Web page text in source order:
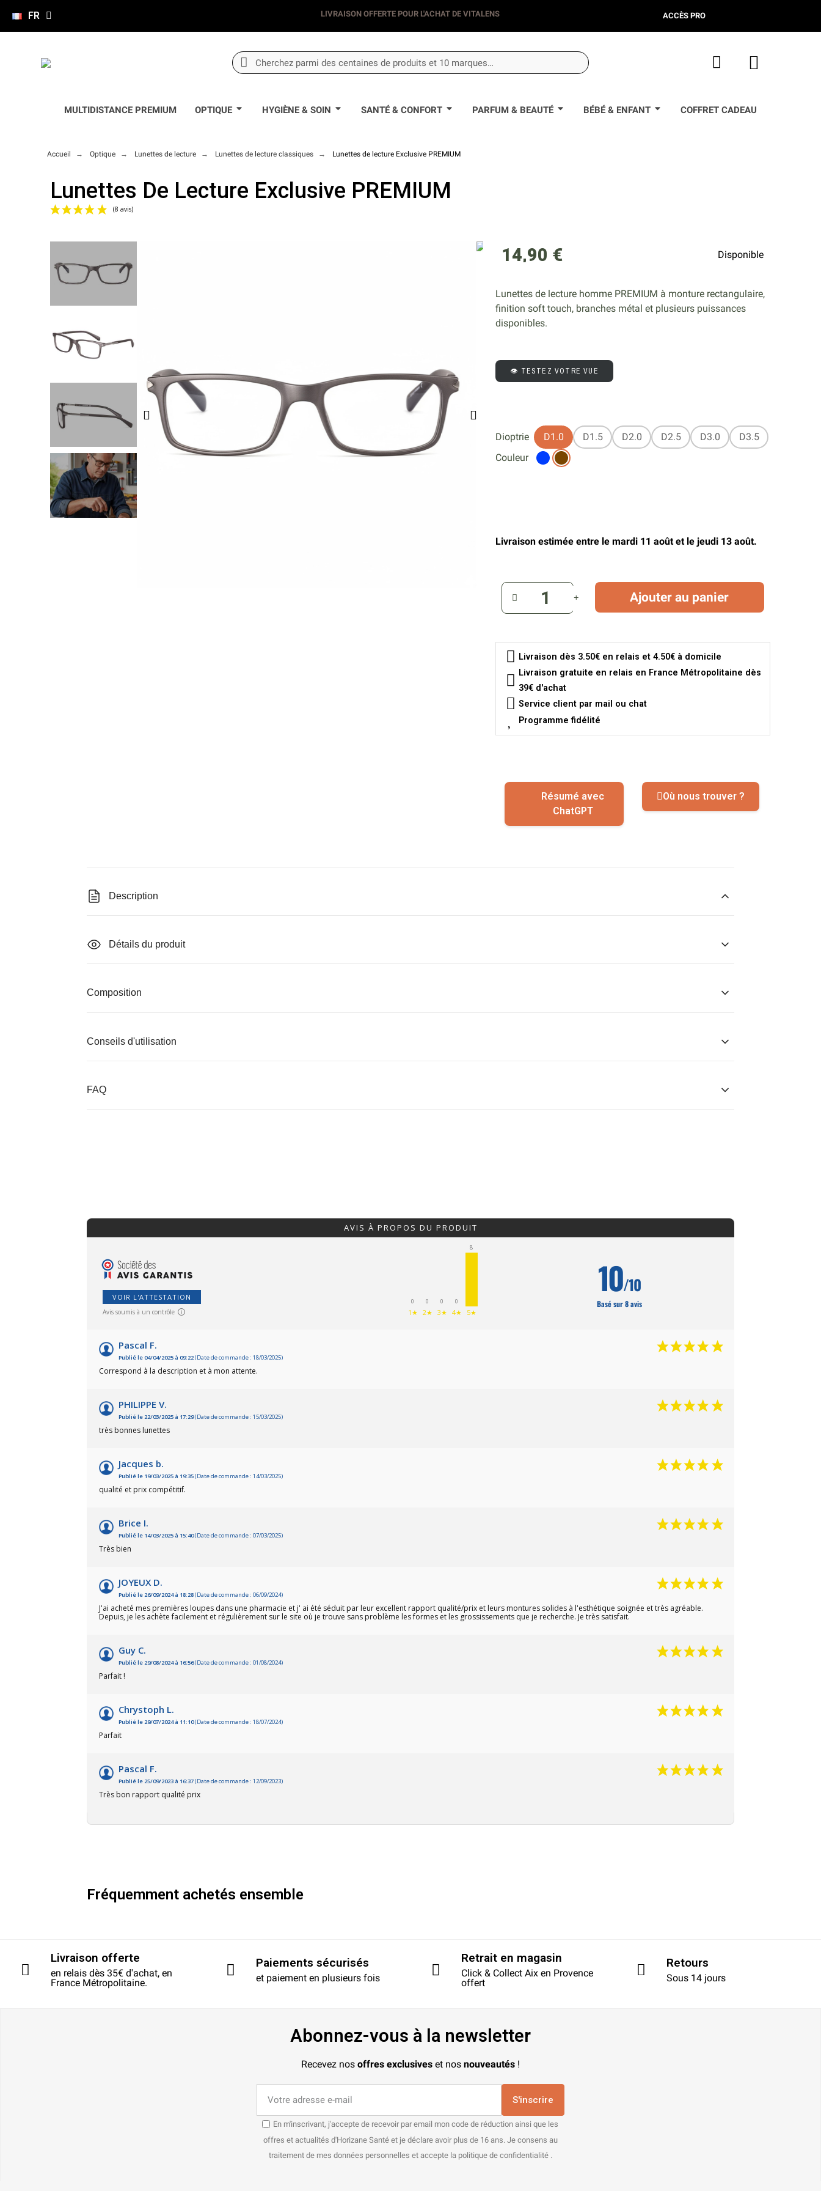
FR LIVRAISON DÈS 3.50€ ACCÈS PRO
MULTIDISTANCE PREMIUM OPTIQUE HYGIÈNE & SOIN SANTÉ & CONFORT PARFUM & BEAUTÉ BÉBÉ & ENFANT COFFRET CADEAU
Accueil Optique Lunettes de lecture Lunettes de lecture classiques Lunettes de lecture Exclusive PREMIUM
Lunettes De Lecture Exclusive PREMIUM
14,90 € Disponible
Lunettes de lecture homme PREMIUM à monture rectangulaire,
finition soft touch, branches métal et plusieurs puissances
disponibles.
👁️ TESTEZ VOTRE VUE
Dioptrie D1.0 D1.5 D2.0 D2.5 D3.0
D3.5
Couleur
Livraison estimée entre le mardi 11 août et le jeudi 13 août.
Ajouter au panier
Livraison dès 3.50€ en relais et 4.50€ à domicile
Livraison gratuite en relais en France Métropolitaine dès
39€ d'achat
Service client par mail ou chat
Programme fidélité
Résumé avec
ChatGPT
Où nous trouver ?
Description
Détails du produit
Composition
Conseils d'utilisation
FAQ
AVIS À PROPOS DU PRODUIT
VOIR L'ATTESTATION
Avis soumis à un contrôle
0
1★
0
2★
0
3★
0
4★
8
5★
10/10
Basé sur 8 avis
Pascal F.
Publié le 04/04/2025 à 09:22(Date de commande : 18/03/2025)
Correspond à la description et à mon attente.
PHILIPPE V.
Publié le 22/03/2025 à 17:29(Date de commande : 15/03/2025)
très bonnes lunettes
Jacques b.
Publié le 19/03/2025 à 19:35(Date de commande : 14/03/2025)
qualité et prix compétitif.
Brice I.
Publié le 14/03/2025 à 15:40(Date de commande : 07/03/2025)
Très bien
JOYEUX D.
Publié le 26/09/2024 à 18:28(Date de commande : 06/09/2024)
J'ai acheté mes premières loupes dans une pharmacie et j' ai été séduit par leur excellent rapport qualité/prix et leurs montures solides à l'esthétique soignée et très agréable.
Depuis, je les achète facilement et régulièrement sur le site où je trouve sans problème les formes et les grossissements que je recherche. Je très satisfait.
Guy C.
Publié le 29/08/2024 à 16:56(Date de commande : 01/08/2024)
Parfait !
Chrystoph L.
Publié le 29/07/2024 à 11:10(Date de commande : 18/07/2024)
Parfait
Pascal F.
Publié le 25/09/2023 à 16:37(Date de commande : 12/09/2023)
Très bon rapport qualité prix
Fréquemment achetés ensemble
Livraison offerte
en relais dès 35€ d'achat, en
France Métropolitaine.
Paiements sécurisés
et paiement en plusieurs fois
Retrait en magasin
Click & Collect Aix en Provence
offert
Retours
Sous 14 jours
Abonnez-vous à la newsletter
Recevez nos offres exclusives et nos nouveautés !
S'inscrire
En m'inscrivant, j'accepte de recevoir par email mon code de réduction ainsi que les
offres et actualités d'Horizane Santé et je déclare avoir plus de 16 ans. Je consens au
traitement de mes données personnelles et accepte la politique de confidentialité .